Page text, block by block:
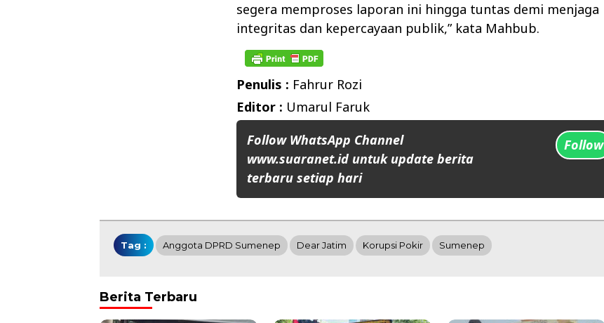
segera memproses laporan ini hingga tuntas demi menjaga
integritas dan kepercayaan publik,” kata Mahbub.
Penulis : Fahrur Rozi
Editor : Umarul Faruk
Follow WhatsApp Channel
www.suaranet.id untuk update berita
terbaru setiap hari
Follow
Tag : Anggota DPRD Sumenep Dear Jatim Korupsi Pokir Sumenep
Berita Terbaru